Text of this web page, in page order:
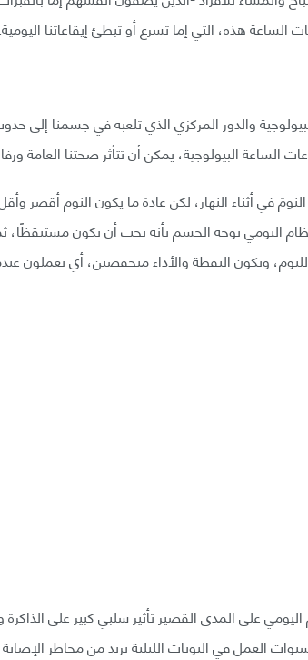
هذه، التي إما تسرع أو تبطئ إيقاعاتنا اليومية.
والدور المركزي الذي تلعبه في جسمنا إلى
الساعة البيولوجية، يمكن أن تتأثر صحتنا العامة
في أثناء النهار، لكن عادة ما يكون النوم أقصر
اليومي يوجه الجسم بأنه يجب أن يكون مستيقظًا،
وتكون اليقظة والأداء منخفضين، أي يعملون
على المدى القصير تأثير سلبي كبير على
العمل في النوبات الليلية تزيد من مخاطر